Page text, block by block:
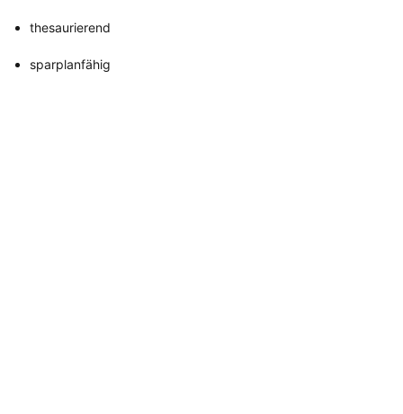
thesaurierend
sparplanfähig